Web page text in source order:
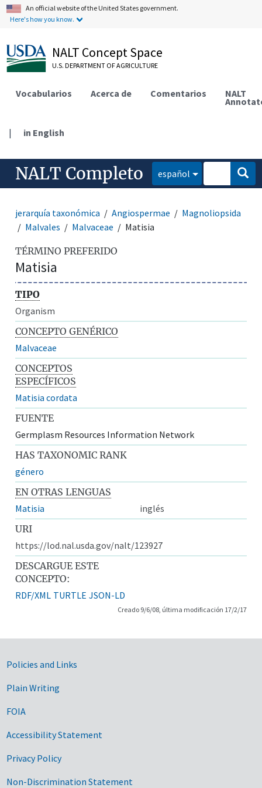
An official website of the United States government.
Here's how you know.
NALT Concept Space
U.S. DEPARTMENT OF AGRICULTURE
Vocabularios Acerca de Comentarios NALT
| in English
NALT Completo español
jerarquía taxonómica Angiospermae
Magnoliopsida
Malvales
Malvaceae Matisia
TÉRMINO PREFERIDO
Matisia
TIPO
Organism
CONCEPTO GENÉRICO
Malvaceae
CONCEPTOS
ESPECÍFICOS
Matisia cordata
FUENTE
Germplasm Resources Information Network
HAS TAXONOMIC RANK
género
EN OTRAS LENGUAS
Matisia
inglés
URI
https://lod.nal.usda.gov/nalt/123927
DESCARGUE ESTE
CONCEPTO:
RDF/XML TURTLE JSON-LD
Creado 9/6/08, última modificación 17/2/17
Government Links
Policies and Links
Plain Writing
FOIA
Accessibility Statement
Privacy Policy
Non-Discrimination Statement